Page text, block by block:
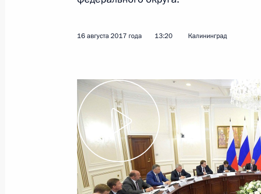
19 октября 2021 года, 16:25
Встреча с главой РЖД Олегом
6 апреля 2021 года, 13:20
Встреча с главой РЖД Олегом
25 мая 2020 года, 13:15
16 августа 2017 года 13:20 Калининград